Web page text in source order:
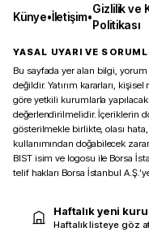
Künye•İletişim•
Gizlilik ve
Politikası
YASAL UYARI VE
Bu sayfada yer alan bilgi, yorum
değildir. Yatırım kararları,
göre yetkili kurumlarla yapılacak
değerlendirilmelidir. İçeriklerin
gösterilmekle birlikte, olası
kullanımından doğabilecek
BIST isim ve logosu ile Borsa
telif hakları Borsa İstanbul
Haftalık yeni
Haftalık listeye göz